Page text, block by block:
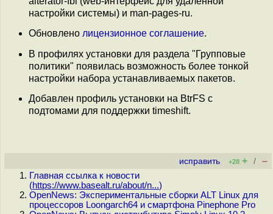
настройки системы) и man-pages-ru.
Обновлено лицензионное соглашение.
В профилях установки для раздела "Групповые
политики" появилась возможность более тонкой
настройки набора устанавливаемых пакетов.
Добавлен профиль установки на BtrFS с
подтомами для поддержки timeshift.
исправить +28 + / –
Главная ссылка к новости
(https://www.basealt.ru/about/n...)
OpenNews: Экспериментальные сборки ALT Linux для
процессоров Loongarch64 и смартфона Pinephone Pro